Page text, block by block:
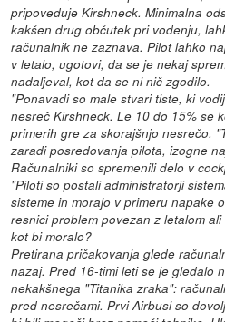
pripoveduje Kirshneck. Minimalna
kakšen drug občutek pri vodenju,
računalnik ne zaznava. Pilot lahko
v letalo, ugotovi, da se je nekaj
nadaljeval, kot da se ni nič zgodilo.
"Ponavadi so male stvari tiste, ki
nesreč Kirshneck. Le 10 do 15% se
primerih gre za skorajšnjo nesrečo.
zaradi posredovanja pilota, izogne
Računalniki so spremenili delo v
"Piloti so postali administratorji
sisteme in morajo v primeru napake
resnici problem povezan z letalom
kot bi moralo?
Pretirana pričakovanja glede
nazaj. Pred 16-timi leti se je gledalo
nekakšnega "Titanika zraka":
pred nesrečami. Prvi Airbusi so